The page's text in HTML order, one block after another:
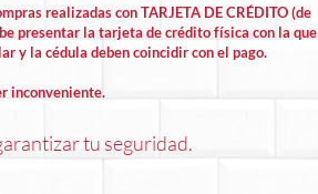
realizadas con TARJETA DE CRÉDITO (de
presentar la tarjeta de crédito física con la que
y la cédula deben coincidir con el pago.
inconveniente.
tu seguridad.